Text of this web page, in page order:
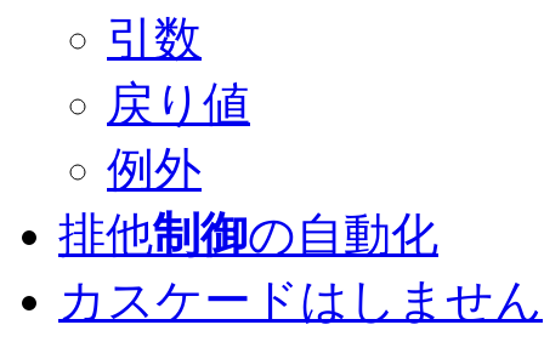
引数
戻り値
例外
排他制御の自動化
カスケードはしません